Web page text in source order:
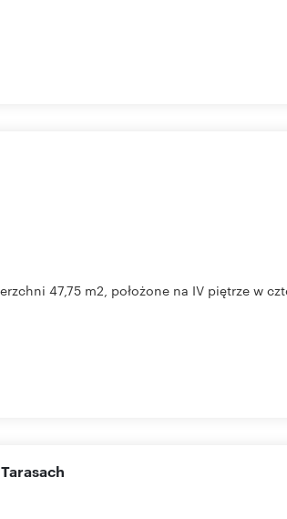
47,75 m2, położone na IV piętrze w